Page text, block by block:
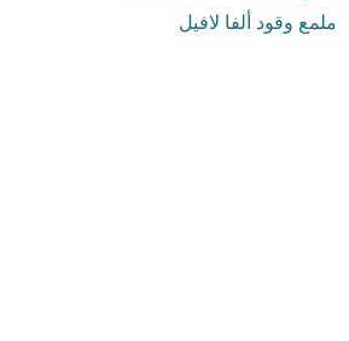
ملمع وقود ألفا لافيل